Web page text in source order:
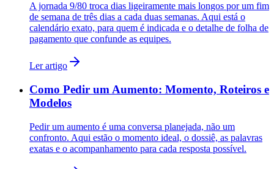
A jornada 9/80 troca dias ligeiramente mais longos por um fim
de semana de três dias a cada duas semanas. Aqui está o
calendário exato, para quem é indicada e o detalhe de folha de
pagamento que confunde as equipes.
Ler artigo
Como Pedir um Aumento: Momento, Roteiros e
Modelos
Pedir um aumento é uma conversa planejada, não um
confronto. Aqui estão o momento ideal, o dossiê, as palavras
exatas e o acompanhamento para cada resposta possível.